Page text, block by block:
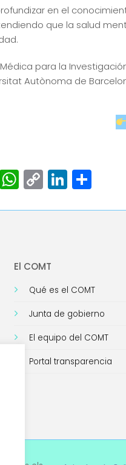
en el
que la salud
para la
Autònoma de
WhatsApp
Copy
Link
El COMT
Qué es el COMT
Junta de gobierno
El equipo del COMT
Portal transparencia